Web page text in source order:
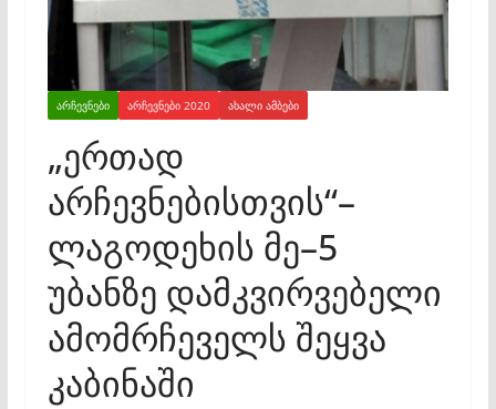
ᲐᲠᲩᲔᲕᲜᲔᲑᲘ ᲐᲠᲩᲔᲕᲜᲔᲑᲘ 2020 ᲐᲮᲐᲚᲘ ᲐᲛᲑᲔᲑᲘ
„ერთად
არჩევნებისთვის“–
ლაგოდეხის მე–5
უბანზე დამკვირვებელი
ამომრჩეველს შეყვა
კაბინაში